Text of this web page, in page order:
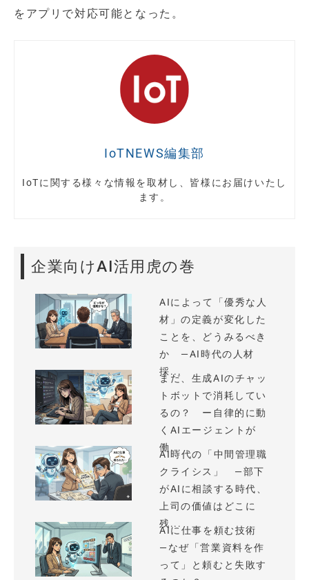
をアプリで対応可能となった。
IoTNEWS編集部
IoTに関する様々な情報を取材し、皆様にお届けいたし
ます。
企業向けAI活用虎の巻
AIによって「優秀な人
材」の定義が変化した
ことを、どうみるべき
か —AI時代の人材
採...
まだ、生成AIのチャッ
トボットで消耗してい
るの？ ー自律的に動
くAIエージェントが
働...
AI時代の「中間管理職
クライシス」 —部下
がAIに相談する時代、
上司の価値はどこに
残...
AIに仕事を頼む技術
—なぜ「営業資料を作
って」と頼むと失敗す